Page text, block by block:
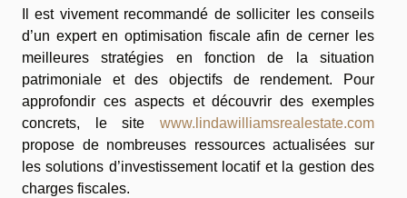
Il est vivement recommandé de solliciter les conseils
d’un expert en optimisation fiscale afin de cerner les
meilleures stratégies en fonction de la situation
patrimoniale et des objectifs de rendement. Pour
approfondir ces aspects et découvrir des exemples
concrets, le site www.lindawilliamsrealestate.com
propose de nombreuses ressources actualisées sur
les solutions d’investissement locatif et la gestion des
charges fiscales.